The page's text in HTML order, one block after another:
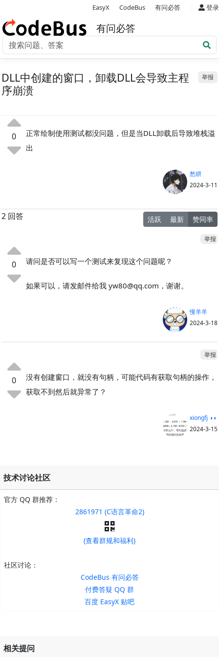
EasyX CodeBus 有问必答 登录
有问必答
举报
DLL中创建的窗口，卸载DLL会导致主程
序崩溃
0
正常绘制使用测试都没问题，但是当DLL卸载后导致堆栈溢
出
愁綥
2024-3-11
2 回答 活跃 最新 赞同率
举报
0 请问是否可以写一个测试来复现这个问题呢？
如果可以，请发邮件给我 yw80@qq.com，谢谢。
慢羊羊
2024-3-18
举报
0
没有创建窗口，就没有句柄，可能代码有获取句柄的操作，
获取不到然后就异常了？
xiongfj ◑◑
2024-3-15
技术讨论社区
官方 QQ 群推荐：
2861971 (C语言革命2)
(查看群规和福利)
社区讨论：
CodeBus 有问必答
付费答疑 QQ 群
百度 EasyX 贴吧
相关提问